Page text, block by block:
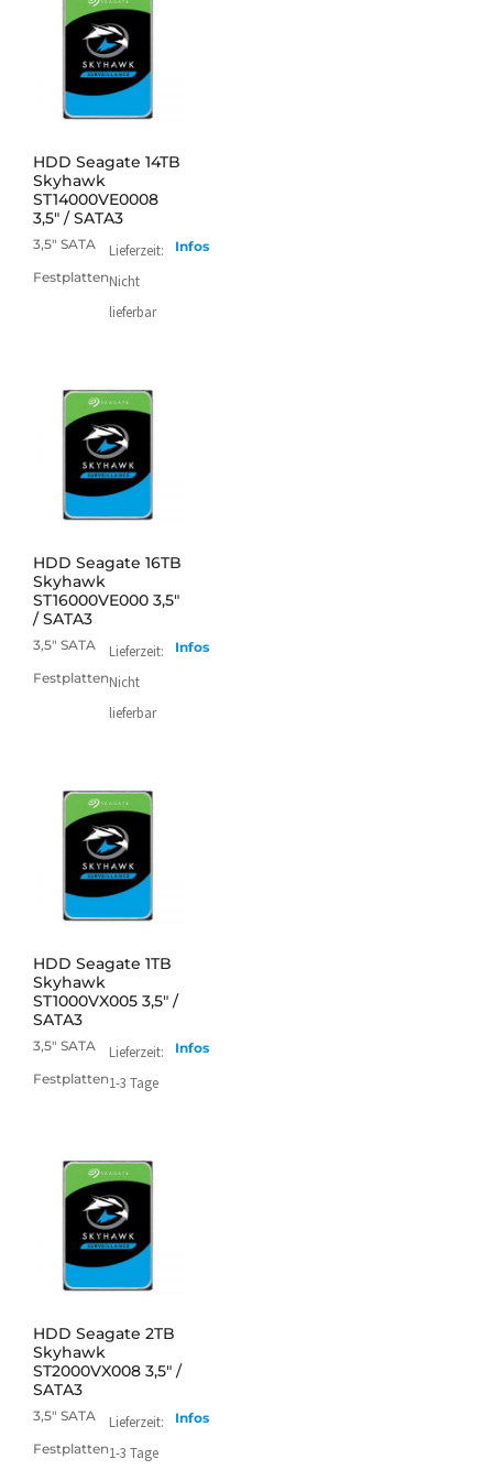
HDD Seagate 14TB
Skyhawk
ST14000VE0008
3,5" / SATA3
3,5" SATA
Festplatten
Lieferzeit:
Nicht
lieferbar
Infos
HDD Seagate 16TB
Skyhawk
ST16000VE000 3,5"
/ SATA3
3,5" SATA
Festplatten
Lieferzeit:
Nicht
lieferbar
Infos
HDD Seagate 1TB
Skyhawk
ST1000VX005 3,5" /
SATA3
3,5" SATA
Festplatten
Lieferzeit:
1-3 Tage
Infos
HDD Seagate 2TB
Skyhawk
ST2000VX008 3,5" /
SATA3
3,5" SATA
Festplatten
Lieferzeit:
1-3 Tage
Infos